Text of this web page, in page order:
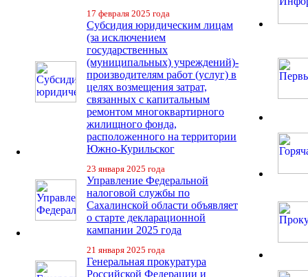
17 февраля 2025 года
Субсидия юридическим лицам
(за исключением
государственных
(муниципальных) учреждений)-
производителям работ (услуг) в
целях возмещения затрат,
связанных с капитальным
ремонтом многоквартирного
жилищного фонда,
расположенного на территории
Южно-Курильског
23 января 2025 года
Управление Федеральной
налоговой службы по
Сахалинской области объявляет
о старте декларационной
кампании 2025 года
21 января 2025 года
Генеральная прокуратура
Российской Федерации и